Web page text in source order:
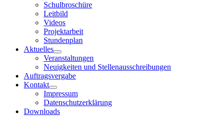
Schulbroschüre
Leitbild
Videos
Projektarbeit
Stundenplan
Aktuelles
Veranstaltungen
Neuigkeiten und Stellenausschreibungen
Auftragsvergabe
Kontakt
Impressum
Datenschutzerklärung
Downloads